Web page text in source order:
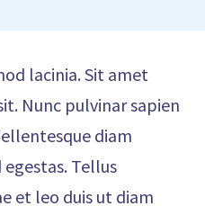
lacinia. Sit amet
Nunc pulvinar sapien
diam
Tellus
et leo duis ut diam